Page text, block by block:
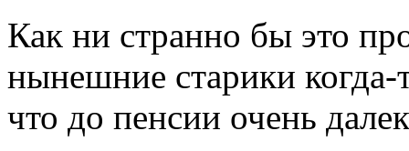
Как ни странно бы это
нынешние старики
что до пенсии очень